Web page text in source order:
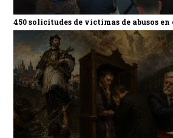
450 solicitudes de víctimas de abusos en